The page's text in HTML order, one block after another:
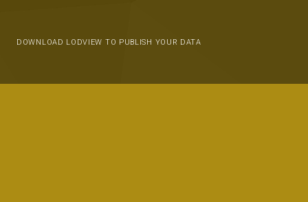
DOWNLOAD LODVIEW TO PUBLISH YOUR DATA